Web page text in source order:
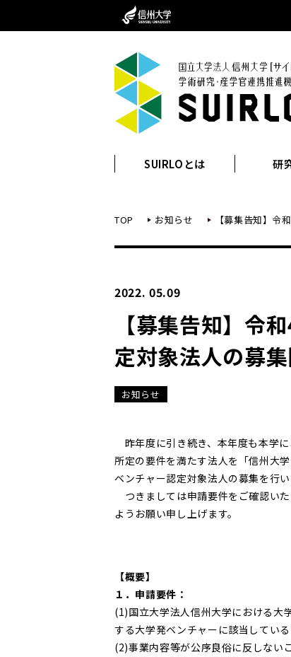
SUIRLOとは 研
TOP お知らせ 【募集告知】令
2022. 05.09
【募集告知】令
定対象法人の募
お知らせ
昨年度に引き続き、本年度も本学
所定の要件を満たす法人を「信州大
ベンチャー認定対象法人の募集を行い
つきましては申請要件をご確認い
ようお願い申し上げます。
【概要】
１．申請要件：
(1)国立大学法人信州大学における
する大学発ベンチャーに該当してい
(2)事業内容等が公序良俗に反しない